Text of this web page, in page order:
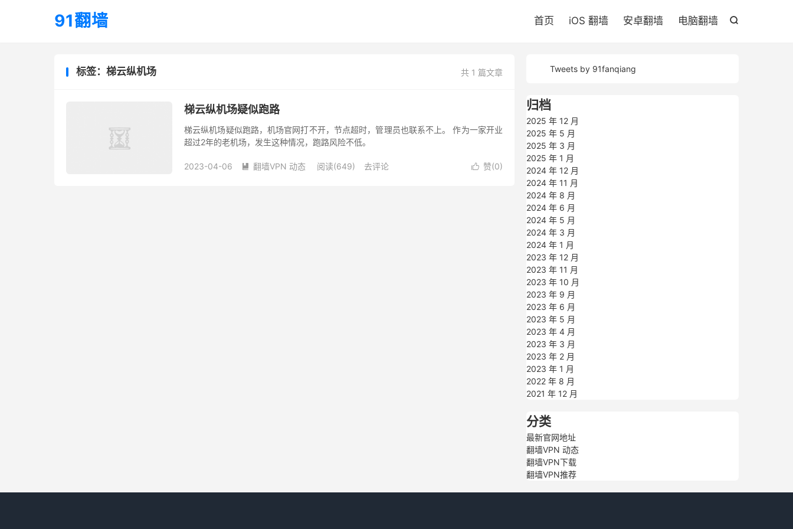
91翻墙 
首页 iOS 翻墙 安卓翻墙 电脑翻墙
共 1 篇文章
标签：梯云纵机场
梯云纵机场疑似跑路
梯云纵机场疑似跑路，机场官网打不开，节点超时，管理员也联系不上。 作为一家开业
超过2年的老机场，发生这种情况，跑路风险不低。
 赞(0)
2023-04-06  翻墙VPN 动态 阅读(649) 去评论
Tweets by 91fanqiang
归档
2025 年 12 月
2025 年 5 月
2025 年 3 月
2025 年 1 月
2024 年 12 月
2024 年 11 月
2024 年 8 月
2024 年 6 月
2024 年 5 月
2024 年 3 月
2024 年 1 月
2023 年 12 月
2023 年 11 月
2023 年 10 月
2023 年 9 月
2023 年 6 月
2023 年 5 月
2023 年 4 月
2023 年 3 月
2023 年 2 月
2023 年 1 月
2022 年 8 月
2021 年 12 月
分类
最新官网地址
翻墙VPN 动态
翻墙VPN下载
翻墙VPN推荐